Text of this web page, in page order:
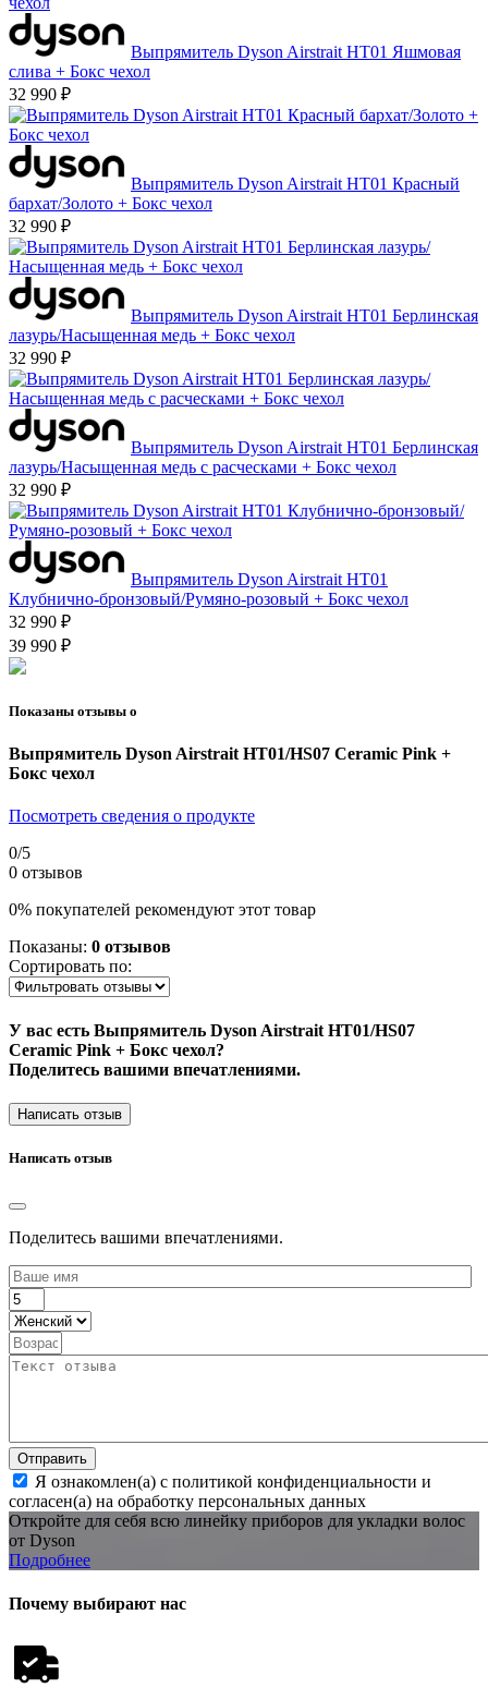
Выпрямитель Dyson Airstrait HT01 Яшмовая
слива + Бокс чехол
32 990 ₽
Выпрямитель Dyson Airstrait HT01 Красный
бархат/Золото + Бокс чехол
32 990 ₽
Выпрямитель Dyson Airstrait HT01 Берлинская
лазурь/Насыщенная медь + Бокс чехол
32 990 ₽
Выпрямитель Dyson Airstrait HT01 Берлинская
лазурь/Насыщенная медь с расческами + Бокс чехол
32 990 ₽
Выпрямитель Dyson Airstrait HT01
Клубнично-бронзовый/Румяно-розовый + Бокс чехол
32 990 ₽
39 990 ₽
Показаны отзывы о
Выпрямитель Dyson Airstrait HT01/HS07 Ceramic Pink +
Бокс чехол
Посмотреть сведения о продукте
0/5
0 отзывов
0% покупателей рекомендуют этот товар
Показаны: 0 отзывов
Сортировать по:
У вас есть Выпрямитель Dyson Airstrait HT01/HS07
Ceramic Pink + Бокс чехол?
Поделитесь вашими впечатлениями.
Написать отзыв
Написать отзыв
Поделитесь вашими впечатлениями.
Отправить
Я ознакомлен(а) с политикой конфиденциальности и
согласен(а) на обработку персональных данных
Откройте для себя всю линейку приборов для укладки волос
от Dyson
Подробнее
Почему выбирают нас